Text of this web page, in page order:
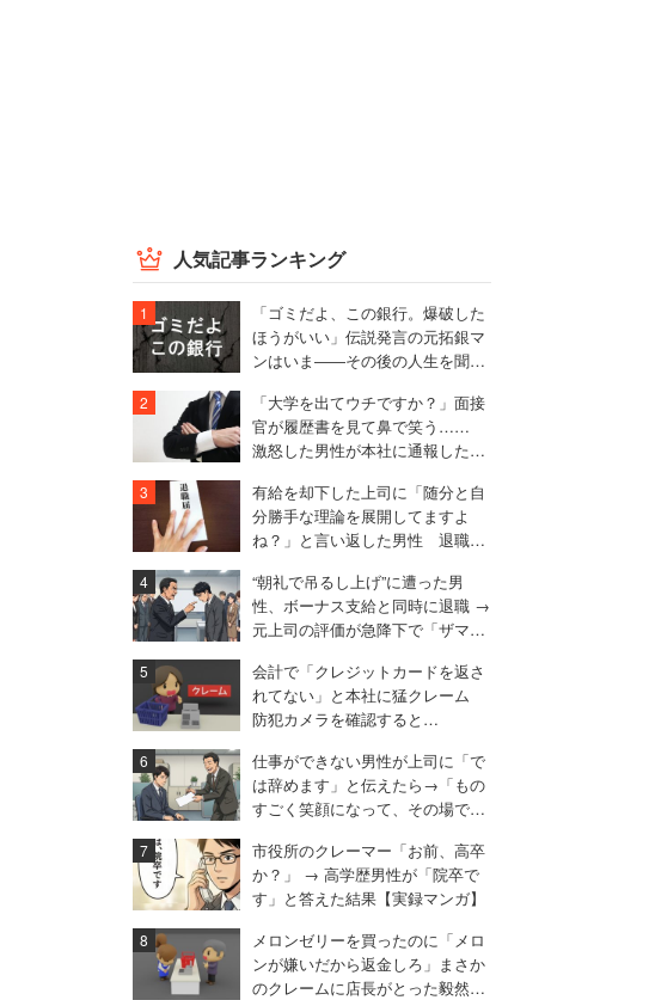
人気記事ランキング
「ゴミだよ、この銀行。爆破した
ほうがいい」伝説発言の元拓銀マ
ンはいま――その後の人生を聞い
「大学を出てウチですか？」面接
官が履歴書を見て鼻で笑う……
激怒した男性が本社に通報した結
有給を却下した上司に「随分と自
分勝手な理論を展開してますよ
ね？」と言い返した男性 退職届
“朝礼で吊るし上げ”に遭った男
性、ボーナス支給と同時に退職 →
元上司の評価が急降下で「ザマア
会計で「クレジットカードを返さ
れてない」と本社に猛クレーム
防犯カメラを確認すると…
仕事ができない男性が上司に「で
は辞めます」と伝えたら→「もの
すごく笑顔になって、その場で退
市役所のクレーマー「お前、高卒
か？」 → 高学歴男性が「院卒で
す」と答えた結果【実録マンガ】
メロンゼリーを買ったのに「メロ
ンが嫌いだから返金しろ」まさか
のクレームに店長がとった毅然と